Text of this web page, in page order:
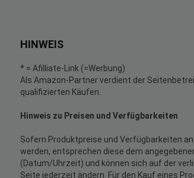
HINWEIS
* = Afilliate-Link (=Werbung)
Als Amazon-Partner verdient der
qualifizierten Käufen.
Hinweis zu Preisen und Verfügbarkeiten
Sofern Produktpreise und Verfügbarkeiten
werden, entsprechen diese dem
(Datum/Uhrzeit) und können sich auf der
Seite jederzeit ändern. Für den Kauf eines